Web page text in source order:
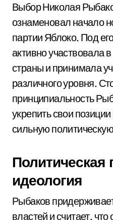
Выбор Николая
ознаменовал начало
партии Яблоко. Под
активно участвовала
страны и принимала
различного уровня.
принципиальность
укрепить свои позиции
сильную
Политическая
идеология
Рыбаков
властей и считает,